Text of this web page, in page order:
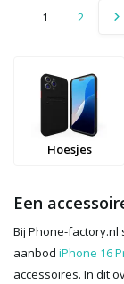
1 2
Hoesjes
Een
Bij Phone-
aanbod iPhone 16
accessoires. In dit